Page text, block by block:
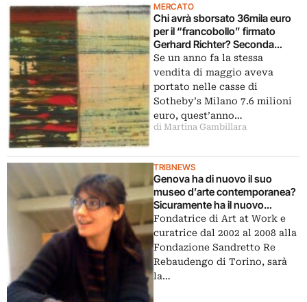
MERCATO
Chi avrà sborsato 36mila euro
per il “francobollo” firmato
Gerhard Richter? Seconda
giornata per Sotheby’s Milano,
ancora invenduti, ma totali in
crescita
Se un anno fa la stessa
vendita di maggio aveva
portato nelle casse di
Sotheby’s Milano 7.6 milioni
euro, quest’anno…
di Martina Gambillara
TRIBNEWS
Genova ha di nuovo il suo
museo d’arte contemporanea?
Sicuramente ha il nuovo
curatore: Ilaria Bonacossa
nominata a Villa Croce. Ecco la
primissima intervista
Fondatrice di Art at Work e
curatrice dal 2002 al 2008 alla
Fondazione Sandretto Re
Rebaudengo di Torino, sarà
la…